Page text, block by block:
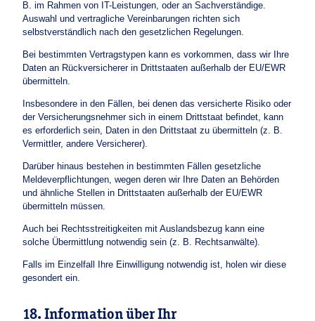
B. im Rahmen von IT-Leistungen, oder an Sachverständige.
Auswahl und vertragliche Vereinbarungen richten sich
selbstverständlich nach den gesetzlichen Regelungen.
Bei bestimmten Vertragstypen kann es vorkommen, dass wir Ihre
Daten an Rückversicherer in Drittstaaten außerhalb der EU/EWR
übermitteln.
Insbesondere in den Fällen, bei denen das versicherte Risiko oder
der Versicherungsnehmer sich in einem Drittstaat befindet, kann
es erforderlich sein, Daten in den Drittstaat zu übermitteln (z. B.
Vermittler, andere Versicherer).
Darüber hinaus bestehen in bestimmten Fällen gesetzliche
Meldeverpflichtungen, wegen deren wir Ihre Daten an Behörden
und ähnliche Stellen in Drittstaaten außerhalb der EU/EWR
übermitteln müssen.
Auch bei Rechtsstreitigkeiten mit Auslandsbezug kann eine
solche Übermittlung notwendig sein (z. B. Rechtsanwälte).
Falls im Einzelfall Ihre Einwilligung notwendig ist, holen wir diese
gesondert ein.
18. Information über Ihr